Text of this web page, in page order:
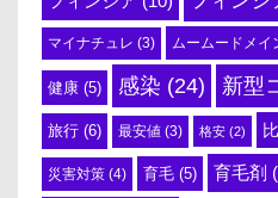
マイナチュレ (3) ムームードメイ
健康 (5) 感染 (24) 新型
旅行 (6) 最安値 (3) 格安 (2)
災害対策 (4) 育毛 (5) 育毛剤